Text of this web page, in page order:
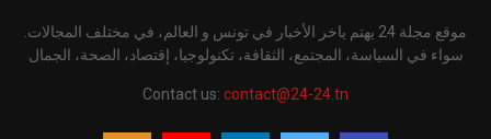
موقع مجلة 24 يهتم ياخر الأخبار في تونس و العالم، في مختلف المجالات.
سواء في السياسة، المجتمع، الثقافة، تكنولوجيا، إقتصاد، الصحة، الجمال
Contact us: contact@24-24.tn